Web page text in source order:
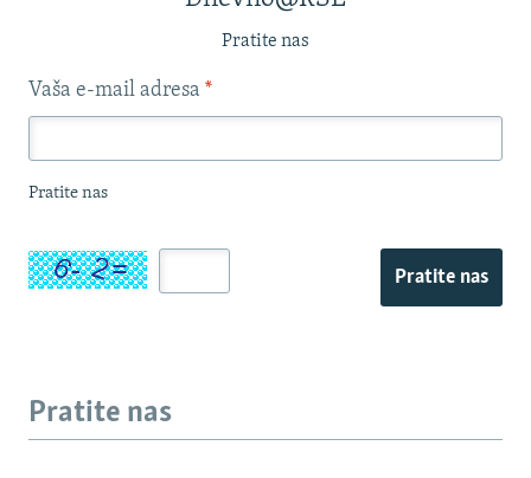
Pratite nas
Vaša e-mail adresa *
Pratite nas
Pratite nas
Pratite nas